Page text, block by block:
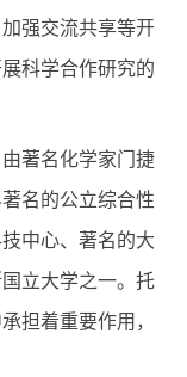
强交流共享等开
科学合作研究的
著名化学家门捷
名的公立综合性
中心、著名的大
立大学之一。托
担着重要作用，